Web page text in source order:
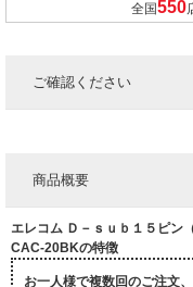
全国
ご確認ください
商品概要
エレコム Ｄ－ｓｕｂ１５ピン
CAC-20BKの特徴
お一人様で複数回のご注文